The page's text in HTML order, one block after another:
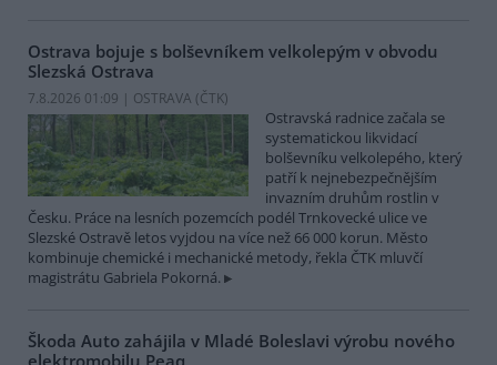
Ostrava bojuje s bolševníkem velkolepým v obvodu
Slezská Ostrava
7.8.2026 01:09 | OSTRAVA (ČTK)
Ostravská radnice začala se
systematickou likvidací
bolševníku velkolepého, který
patří k nejnebezpečnějším
invazním druhům rostlin v
Česku. Práce na lesních pozemcích podél Trnkovecké ulice ve
Slezské Ostravě letos vyjdou na více než 66 000 korun. Město
kombinuje chemické i mechanické metody, řekla ČTK mluvčí
magistrátu Gabriela Pokorná.
Škoda Auto zahájila v Mladé Boleslavi výrobu nového
elektromobilu Peaq